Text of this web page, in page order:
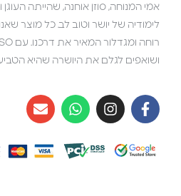
לימודיה של יושר וטוב לב. כל מוצר
ושואפים לגלם את היושרה שהיא